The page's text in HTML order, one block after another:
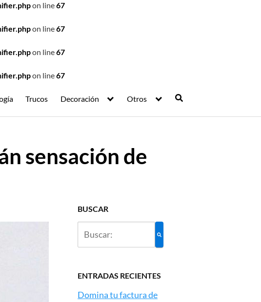
on line67
on line67
on line67
on line67
Trucos Decoración Otros
sensación de
BUSCAR
ENTRADAS RECIENTES
Domina tu factura de